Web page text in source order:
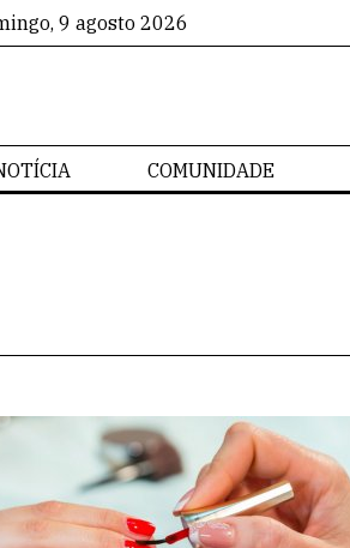
9 agosto 2026
COMUNIDADE